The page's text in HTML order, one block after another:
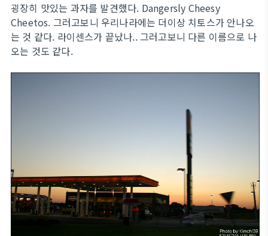
굉장히 맛있는 과자를 발견했다. Dangersly Cheesy
Cheetos. 그러고보니 우리나라에는 더이상 치토스가 안나오
는 것 같다. 라이센스가 끝났나.. 그러고보니 다른 이름으로 나
오는 것도 같다.